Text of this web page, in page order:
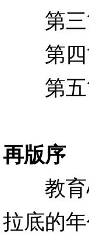
第三
第四
第五
再版序
教育心
拉底的